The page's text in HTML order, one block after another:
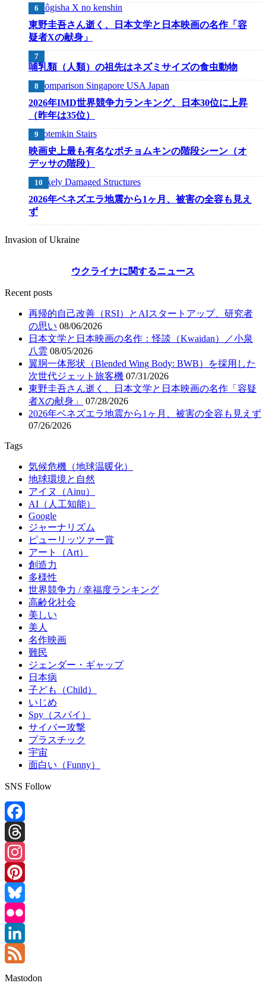
東野圭吾さん逝く、日本文学と日本映画の名作「容
疑者Xの献身」
哺乳類（人類）の祖先はネズミサイズの食虫動物
2026年IMD世界競争力ランキング、日本30位に上昇
（昨年は35位）
映画史上最も有名なポチョムキンの階段シーン（オ
デッサの階段）
2026年ベネズエラ地震から1ヶ月、被害の全容も見え
ず
Invasion of Ukraine
ウクライナに関するニュース
Recent posts
再帰的自己改善（RSI）とAIスタートアップ、研究者
の思い 08/06/2026
日本文学と日本映画の名作：怪談（Kwaidan）／小泉
八雲 08/05/2026
翼胴一体形状（Blended Wing Body: BWB）を採用した
次世代ジェット旅客機 07/31/2026
東野圭吾さん逝く、日本文学と日本映画の名作「容疑
者Xの献身」
07/28/2026
2026年ベネズエラ地震から1ヶ月、被害の全容も見えず
07/26/2026
Tags
気候危機（地球温暖化）
地球環境と自然
アイヌ（Ainu）
AI（人工知能）
Google
ジャーナリズム
ピューリッツァー賞
アート（Art）
創造力
多様性
世界競争力 / 幸福度ランキング
高齢化社会
美しい
美人
名作映画
難民
ジェンダー・ギャップ
日本病
子ども（Child）
いじめ
Spy（スパイ）
サイバー攻撃
プラスチック
宇宙
面白い（Funny）
SNS Follow
Facebook
Threads
Instagram
Pinterest
Bluesky
Flickr
LinkedIn
Feed
Mastodon